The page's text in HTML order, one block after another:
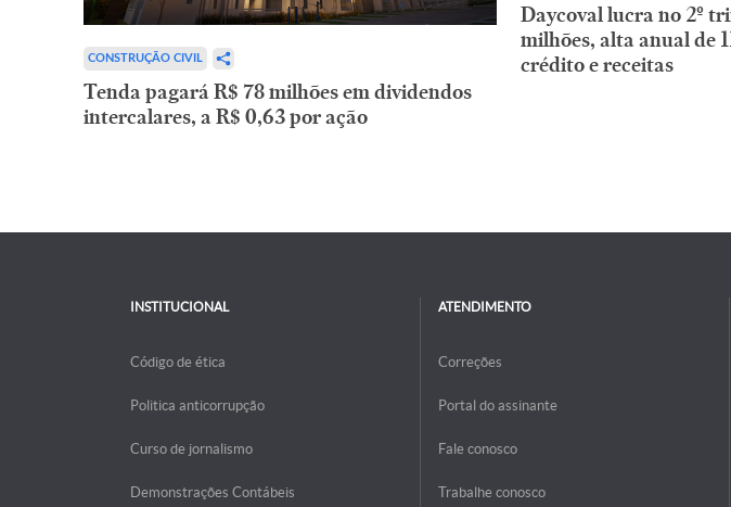
CONSTRUÇÃO CIVIL
Tenda pagará R$ 78 milhões em dividendos
intercalares, a R$ 0,63 por ação
Daycoval lucra no 2º
milhões, alta anual de
crédito e receitas
INSTITUCIONAL
Código de ética
Politica anticorrupção
Curso de jornalismo
Demonstrações Contábeis
ATENDIMENTO
Correções
Portal do assinante
Fale conosco
Trabalhe conosco